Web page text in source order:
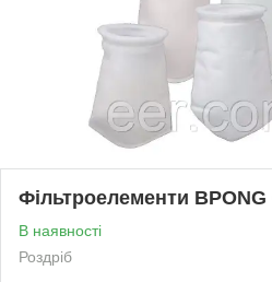
Фільтроелементи
В наявності
Роздріб